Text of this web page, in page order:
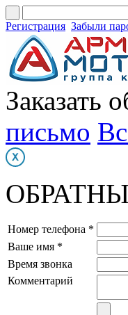
Регистрация Забыли
Заказать
письмо
Номер телефона *
Ваше имя *
Время звонка
Комментарий